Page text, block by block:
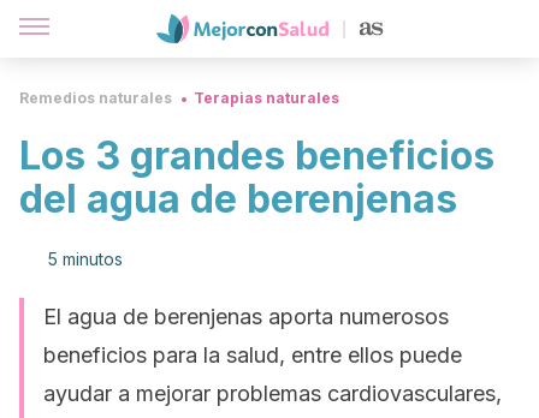
Remedios naturales Terapias naturales
Los 3 grandes beneficios
del agua de berenjenas
5 minutos
El agua de berenjenas aporta numerosos
beneficios para la salud, entre ellos puede
ayudar a mejorar problemas cardiovasculares,